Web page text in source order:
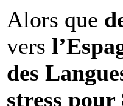
Alors que
vers
des
stress